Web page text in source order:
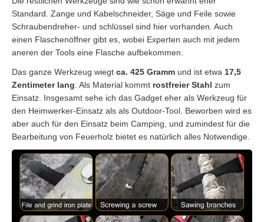
Standard. Zange und Kabelschneider, Säge und Feile sowie
Schraubendreher- und schlüssel sind hier vorhanden. Auch
einen Flaschenöffner gibt es, wobei Experten auch mit jedem
aneren der Tools eine Flasche aufbekommen.
Das ganze Werkzeug wiegt ca. 425 Gramm und ist etwa 17,5
Zentimeter lang. Als Material kommt rostfreier Stahl zum
Einsatz. Insgesamt sehe ich das Gadget eher als Werkzeug für
den Heimwerker-Einsatz als als Outdoor-Tool. Beworben wird es
aber auch für den Einsatz beim Camping, und zumindest für die
Bearbeitung von Feuerholz bietet es natürlich alles Notwendige.